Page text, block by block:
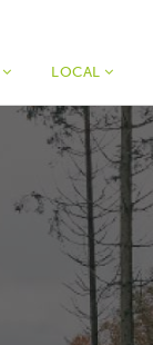
LOCAL